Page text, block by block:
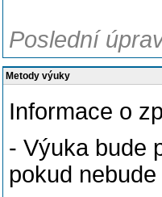
Poslední
Metody výuky
Informace o
- Výuka bude
pokud